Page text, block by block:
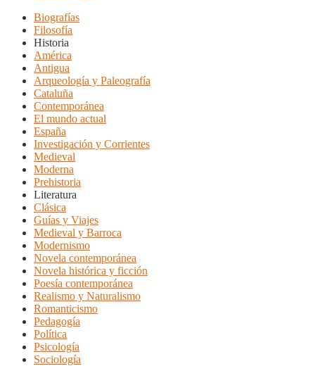
Biografías
Filosofía
Historia
América
Antigua
Arqueología y Paleografía
Cataluña
Contemporánea
El mundo actual
España
Investigación y Corrientes
Medieval
Moderna
Prehistoria
Literatura
Clásica
Guías y Viajes
Medieval y Barroca
Modernismo
Novela contemporánea
Novela histórica y ficción
Poesía contemporánea
Realismo y Naturalismo
Romanticismo
Pedagogía
Política
Psicología
Sociología